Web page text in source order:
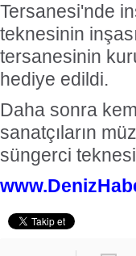
Tersanesi'nde
teknesinin
tersanesinin
hediye edildi.
Daha sonra
sanatçıların
süngerci